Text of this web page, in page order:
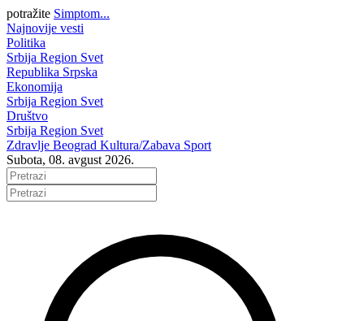
potražite Simptom...
Najnovije vesti
Politika
Srbija Region Svet
Republika Srpska
Ekonomija
Srbija Region Svet
Društvo
Srbija Region Svet
Zdravlje Beograd Kultura/Zabava Sport
Subota, 08. avgust 2026.